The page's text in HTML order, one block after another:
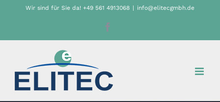
Wir sind für Sie da! +49 561 4913068 | info@elitecgmbh.de